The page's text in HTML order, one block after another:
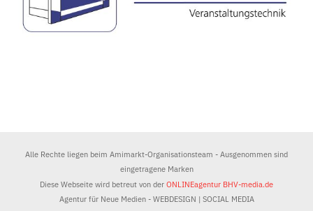
Alle Rechte liegen beim Amimarkt-Organisationsteam - Ausgenommen sind
eingetragene Marken
Diese Webseite wird betreut von der ONLINEagentur BHV-media.de
Agentur für Neue Medien - WEBDESIGN | SOCIAL MEDIA